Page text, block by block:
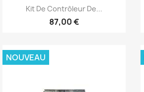
Aperçu rapide
Kit De Contrôleur De...
87,00 €
NOUVEAU